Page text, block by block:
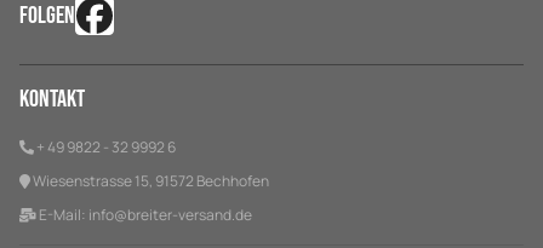
FOLGEN
Kontakt
+ 49 9822 - 32 9992 6
Wiesenstrasse 15, 91572 Bechhofen
E-Mail: info@breiter-versand.de